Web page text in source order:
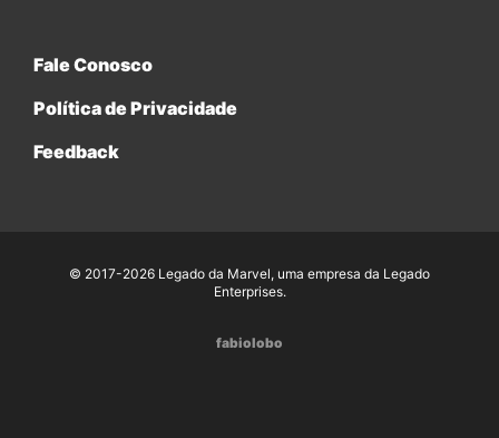
Fale Conosco
Política de Privacidade
Feedback
© 2017-2026 Legado da Marvel, uma empresa da Legado
Enterprises.
fabiolobo